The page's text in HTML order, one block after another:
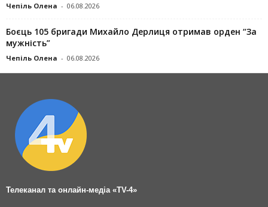
Чепіль Олена - 06.08.2026
Боєць 105 бригади Михайло Дерлиця отримав орден “За
мужність”
Чепіль Олена - 06.08.2026
Телеканал та онлайн-медіа «TV-4»